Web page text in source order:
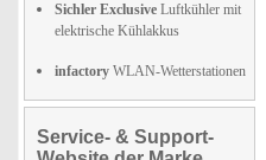
Sichler Exclusive Luftkühler mit
elektrische Kühlakkus
infactory WLAN-Wetterstationen
Service- & Support-